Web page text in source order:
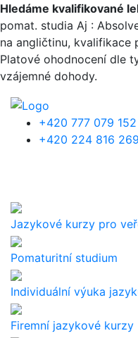
Přejít k hlavnímu obsahu
Hledáme kvalifikované
pomat. studia Aj :
na angličtinu, kvalifikace
Platové ohodnocení dle
vzájemné dohody.
+420 777 079 152
+420 224 816 269
Jazykové kurzy pro
Pomaturitní studium
Individuální výuka
Firemní jazykové kurzy